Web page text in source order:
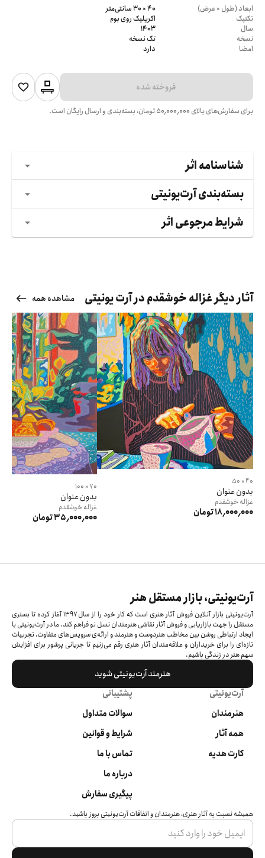
ابعاد (طول × عرض)
40 × 30 سانتی‌متر
تکنیک
اکریلیک روی بوم
سال
1403
نسخه
تک نسخه
امضا
دارد
فروخته شده
برای سفارش‌های بالای ۵۰٬۰۰۰٬۰۰۰تومان، بسته‌بندی و ارسال رایگان است.
شناسنامه اثر
بسته‌بندی آرت‌یونیتی
شرایط مرجوعی اثر
آثار دیگر غزاله خوشقدم در آرت یونیتی مشاهده همه
40 × 50
بدون عنوان
غزالهخوشقدم
18٬000٬000 تومان
70 × 100
بدون عنوان
غزالهخوشقدم
35٬000٬000 تومان
آرت‌یونیتی، بازار مستقل هنر
آرت‌یونیتی بازار آنلاین فروش آثار هنری است که کار خود را از سال ۱۳۹۷ آغاز کرده‌ تا بستری
مستقل را جهت بازاریابی و فروش آثار نقاشی هنرمندان نسل نو فراهم کند. ما در آرت‌یونیتی با
ایجاد ارتباطی روشن بین مخاطب هنردوست و هنرمند و ارائه‌ی سرویس‌های متفاوت، تجربیات
تازه‌ای را برای خریداران و علاقه‌مندان آثار هنری رقم می‌زنیم تا جریانی پرشور برای افزایش
سهم هنر در زندگی باشیم.
هنرمند آرت‌یونیتی شوید
آرت‌یونیتی
هنرمندان
همه آثار
کارت هدیه
پشتیبانی
سوالات متداول
شرایط و قوانین
تماس با ما
درباره ما
پیگیری سفارش
همیشه نسبت به آثار هنری، هنرمندان و اتفاقات آرت‌یونیتی بروز باشید.